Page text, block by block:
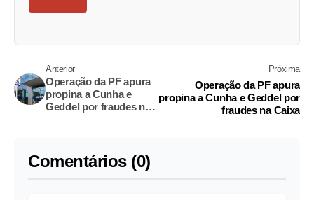
Anterior
Operação da PF apura
propina a Cunha e
Geddel por fraudes na
Próxima
Operação da PF apura
propina a Cunha e Geddel por
fraudes na Caixa
Comentários (0)